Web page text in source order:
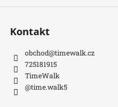
Kontakt
obchod@timewalk.cz
725181915
TimeWalk
@time.walk5